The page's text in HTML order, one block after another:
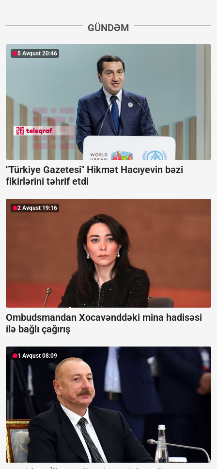
GÜNDƏM
5 Avqust 20:46
"Türkiye Gazetesi" Hikmət Hacıyevin bəzi
fikirlərini təhrif etdi
2 Avqust 19:16
Ombudsmandan Xocavənddəki mina hadisəsi
ilə bağlı çağırış
1 Avqust 08:09